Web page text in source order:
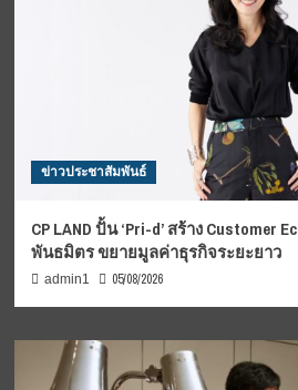
ข่าวประชาสัมพันธ์
CP LAND ปั้น ‘Pri-d’ สร้าง Customer
พันธมิตร ขยายมูลค่าธุรกิจระยะยาว
admin1 05/08/2026